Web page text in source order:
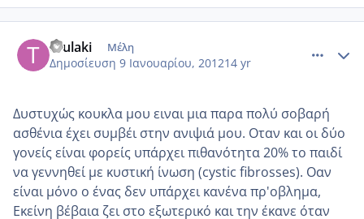
toulaki Μέλη
Δημοσίευση 9 Ιανουαρίου, 201214 yr
Δυστυχώς κουκλα μου ειναι μια παρα πολύ σοβαρή
ασθένια έχει συμβέι στην ανιψιά μου. Οταν και οι δύο
γονείς είναι φορείς υπάρχει πιθανότητα 20% το παιδί
να γεννηθεί με κυστική ίνωση (cystic fibrosses). Οαν
είναι μόνο ο ένας δεν υπάρχει κανένα πρ'οβλημα,
Εκείνη βέβαια ζει στο εξωτερικό και την έκανε όταν